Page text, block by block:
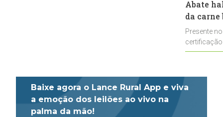
Abate
da
Presente
Baixe agora o Lance Rural App e viva
a emoção dos leilões ao vivo na
palma da mão!